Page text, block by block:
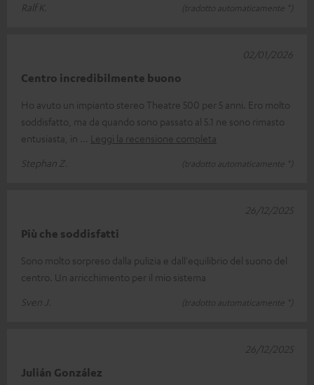
Ralf K.
(tradotto automaticamente *)
Centro incredibilmente buono
Ho avuto un impianto stereo Theatre 500 per 5 anni. Ero molto
soddisfatto, ma da quando sono passato al 5.1 ne sono rimasto
entusiasta, in
Leggi la recensione completa
Stephan Z.
(tradotto automaticamente *)
02/01/2026
Più che soddisfatti
Sono molto sorpreso dalla pulizia e dall'equilibrio del suono del
centro. Un arricchimento per il mio sistema
Sven J.
(tradotto automaticamente *)
26/12/2025
Julián González
26/12/2025